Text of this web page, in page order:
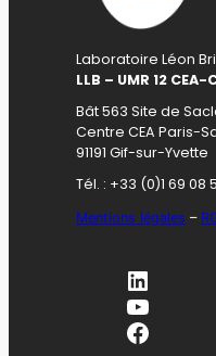
Laboratoire Léon
LLB – UMR 12 CEA-
Bât 563 Site de
Centre CEA Paris-
91191 Gif-sur-Yvette
Tél. : +33 (0)1 69
Mentions légales –
LinkedIn
YouTube